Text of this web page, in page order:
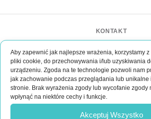
Aby zapewnić jak najlepsze wrażenia, korzystamy
pliki cookie, do przechowywania i/lub uzyskiwania
urządzeniu. Zgoda na te technologie pozwoli nam
jak zachowanie podczas przeglądania lub unikalne
stronie. Brak wyrażenia zgody lub wycofanie zgody
wpłynąć na niektóre cechy i funkcje.
Akceptuj Wszystko
KONTAKT
ul. Lipińskiego 3/1
30-349 Kraków
POLSKA
kontakt@bar-event.pl
Jesli masz jakies
Napisz do nas